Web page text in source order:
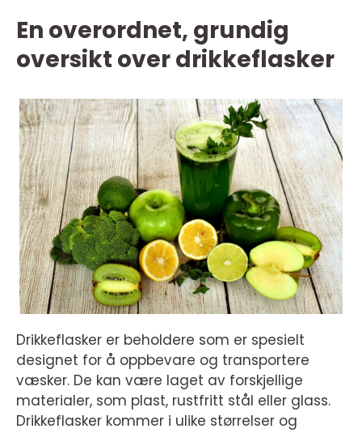
En overordnet, grundig
oversikt over drikkeflasker
Drikkeflasker er beholdere som er spesielt
designet for å oppbevare og transportere
væsker. De kan være laget av forskjellige
materialer, som plast, rustfritt stål eller glass.
Drikkeflasker kommer i ulike størrelser og